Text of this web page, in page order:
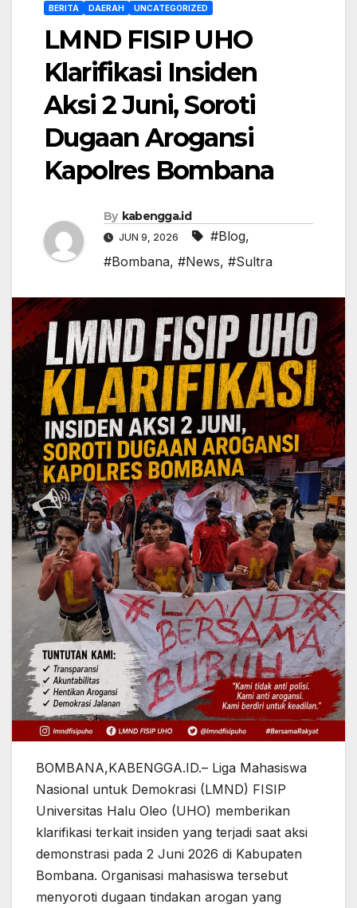
BERITA DAERAH UNCATEGORIZED
LMND FISIP UHO
Klarifikasi Insiden
Aksi 2 Juni, Soroti
Dugaan Arogansi
Kapolres Bombana
By kabengga.id
JUN 9, 2026 #Blog,
#Bombana, #News, #Sultra
BOMBANA,KABENGGA.ID.– Liga Mahasiswa
Nasional untuk Demokrasi (LMND) FISIP
Universitas Halu Oleo (UHO) memberikan
klarifikasi terkait insiden yang terjadi saat aksi
demonstrasi pada 2 Juni 2026 di Kabupaten
Bombana. Organisasi mahasiswa tersebut
menyoroti dugaan tindakan arogan yang